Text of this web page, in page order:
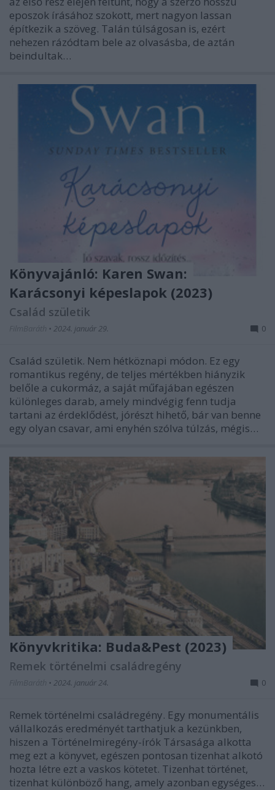
eposzok írásához szokott, mert nagyon lassan
építkezik a szöveg. Talán túlságosan is, ezért
nehezen rázódtam bele az olvasásba, de aztán
beindultak…
Könyvajánló: Karen Swan:
Karácsonyi képeslapok (2023)
Család születik
• 2024. január 29. 0
Család születik. Nem hétköznapi módon. Ez egy
romantikus regény, de teljes mértékben hiányzik
belőle a cukormáz, a saját műfajában egészen
különleges darab, amely mindvégig fenn tudja
tartani az érdeklődést, jórészt hihető, bár van benne
egy olyan csavar, ami enyhén szólva túlzás, mégis…
Könyvkritika: Buda&Pest (2023)
Remek történelmi családregény
• 2024. január 24. 0
Remek történelmi családregény. Egy monumentális
vállalkozás eredményét tarthatjuk a kezünkben,
hiszen a Történelmiregény-írók Társasága alkotta
meg ezt a könyvet, egészen pontosan tizenhat alkotó
hozta létre ezt a vaskos kötetet. Tizenhat történet,
tizenhat különböző hang, amely azonban egységes…